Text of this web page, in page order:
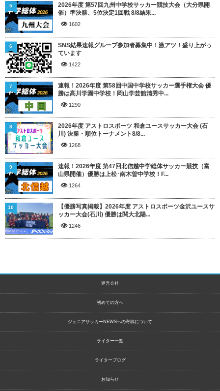
2026年度 第57回九州中学校サッカー競技大会（大分県開
催）準決勝、5位決定1回戦 8/8結果...
1602
5
SNS結果速報グループ参加者募集中！激アツ！盛り上がっ
ています
1422
6
速報！2026年度 第58回中国中学校サッカー選手権大会 優
勝は高川学園中学校！岡山学芸館清秀中...
1290
7
2026年度 アストロスポーツ 和倉ユースサッカー大会 (石
川) 決勝・順位トーナメント8/8...
1268
8
速報！2026年度 第47回北信越中学総体サッカー競技（富
山県開催）優勝は上松･南木曽中学校！F...
1264
9
【優勝写真掲載】2026年度 アストロスポーツ金沢ユースサ
ッカー大会(石川) 優勝は関大北陽...
1246
10
運営会社
初めての方へ
ジュニアサッカーNEWSへの寄稿について
ライター一覧
ライターブログ
お知らせ